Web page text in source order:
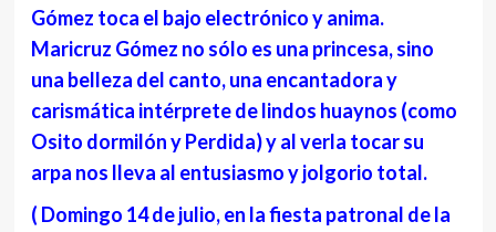
Gómez toca el bajo electrónico y anima.
Maricruz Gómez no sólo es una princesa, sino
una belleza del canto, una encantadora y
carismática intérprete de lindos huaynos (como
Osito dormilón y Perdida) y al verla tocar su
arpa nos lleva al entusiasmo y jolgorio total.
( Domingo 14 de julio, en la fiesta patronal de la